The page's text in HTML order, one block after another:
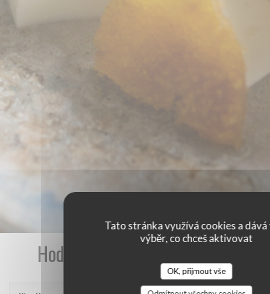
Tato stránka využívá cookies a dává
výběr, co chceš aktivovat
OK, přijmout vše
Hodnocení našich zákazníků